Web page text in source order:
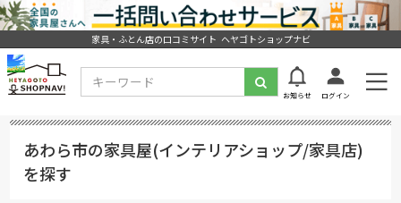
家具・ふとん店の口コミサイト ヘヤゴトショップナビ
お知らせ ログイン
あわら市の家具屋(インテリアショップ/家具店)
を探す